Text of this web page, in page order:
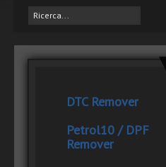
DTC Remover
Petrol10 / DPF
Remover